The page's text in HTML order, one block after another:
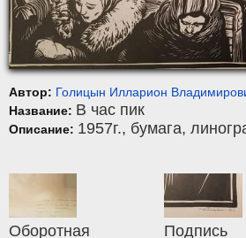
Автор: Голицын Илларион
Название: В час пик
Описание: 1957г., бумага,
Оборотная Подпись